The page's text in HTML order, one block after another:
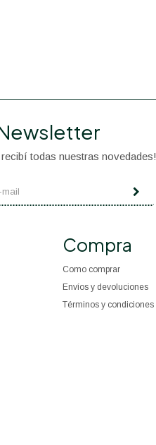
Compra
Como comprar
Envíos y devoluciones
Términos y condiciones
recibí todas nuestras novedades!